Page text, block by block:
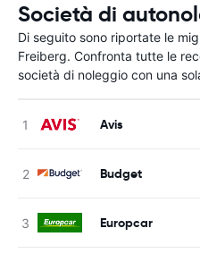
Società di
Di seguito sono riportate le
Freiberg. Confronta tutte le
società di noleggio con una
Avis
Budget
Europcar